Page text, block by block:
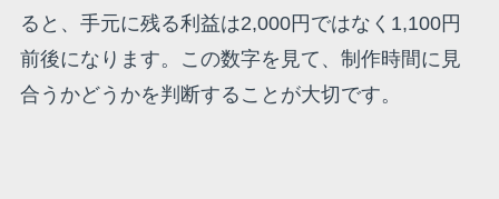
ると、手元に残る利益は2,000円ではなく1,100円
前後になります。この数字を見て、制作時間に見
合うかどうかを判断することが大切です。